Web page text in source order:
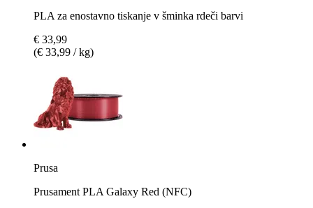
PLA za enostavno tiskanje v šminka rdeči barvi
€ 33,99
(€ 33,99 / kg)
Prusa
Prusament PLA Galaxy Red (NFC)